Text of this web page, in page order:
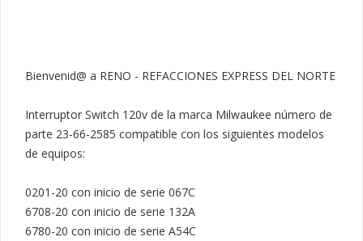
Bienvenid@ a RENO - REFACCIONES EXPRESS DEL NORTE
Interruptor Switch 120v de la marca Milwaukee número de
parte 23-66-2585 compatible con los siguientes modelos
de equipos:
0201-20 con inicio de serie 067C
6708-20 con inicio de serie 132A
6780-20 con inicio de serie A54C